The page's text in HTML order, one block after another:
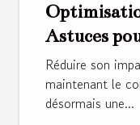
Astuces
écologique
Réduire son
maintenant le
désormais une...